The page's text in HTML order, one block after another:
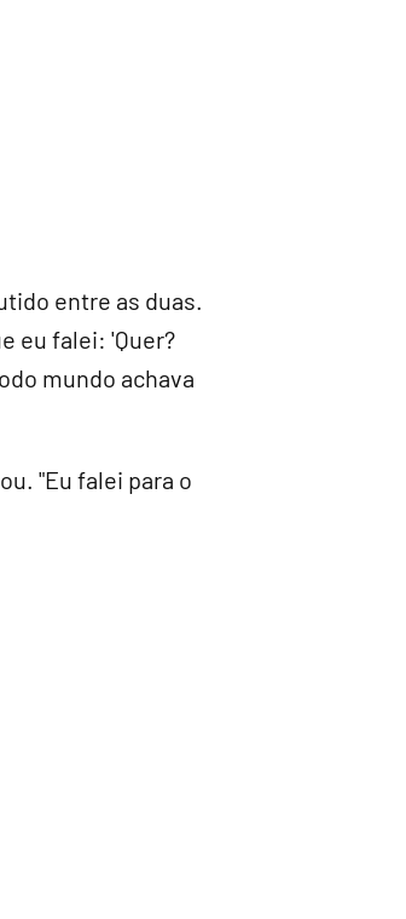
entre as duas.
eu falei: 'Quer?
mundo achava
"Eu falei para o